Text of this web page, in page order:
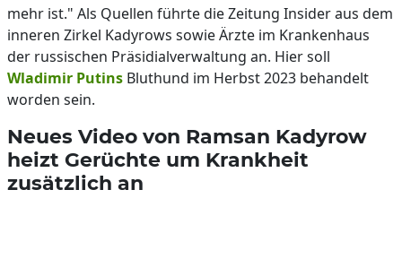
mehr ist." Als Quellen führte die Zeitung Insider aus dem
inneren Zirkel Kadyrows sowie Ärzte im Krankenhaus
der russischen Präsidialverwaltung an. Hier soll
Wladimir Putins Bluthund im Herbst 2023 behandelt
worden sein.
Neues Video von Ramsan Kadyrow
heizt Gerüchte um Krankheit
zusätzlich an